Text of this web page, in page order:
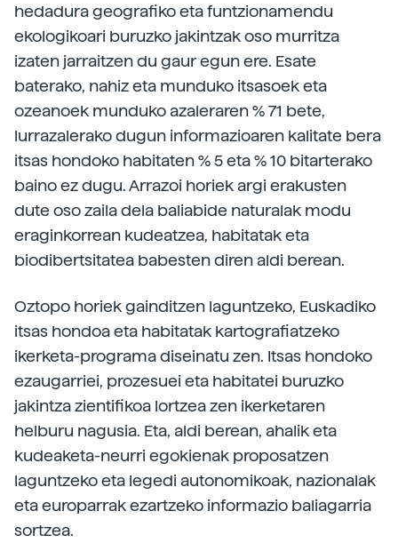
hedadura geografiko eta funtzionamendu
ekologikoari buruzko jakintzak oso murritza
izaten jarraitzen du gaur egun ere. Esate
baterako, nahiz eta munduko itsasoek eta
ozeanoek munduko azaleraren % 71 bete,
lurrazalerako dugun informazioaren kalitate bera
itsas hondoko habitaten % 5 eta % 10 bitarterako
baino ez dugu. Arrazoi horiek argi erakusten
dute oso zaila dela baliabide naturalak modu
eraginkorrean kudeatzea, habitatak eta
biodibertsitatea babesten diren aldi berean.
Oztopo horiek gainditzen laguntzeko, Euskadiko
itsas hondoa eta habitatak kartografiatzeko
ikerketa-programa diseinatu zen. Itsas hondoko
ezaugarriei, prozesuei eta habitatei buruzko
jakintza zientifikoa lortzea zen ikerketaren
helburu nagusia. Eta, aldi berean, ahalik eta
kudeaketa-neurri egokienak proposatzen
laguntzeko eta legedi autonomikoak, nazionalak
eta europarrak ezartzeko informazio baliagarria
sortzea.